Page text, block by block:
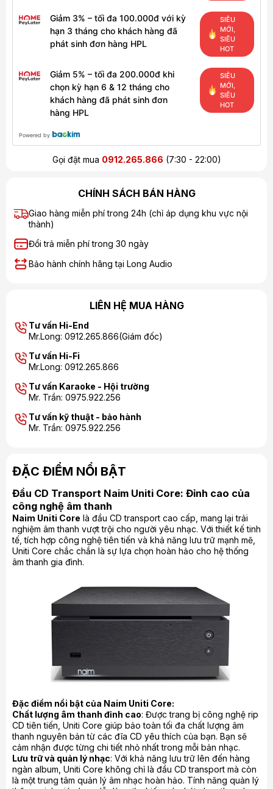
Giảm 3% – tối đa 100.000đ với kỳ
hạn 3 tháng cho khách hàng đã
phát sinh đơn hàng HPL
SIÊU
MỚI,
SIÊU
HOT
Giảm 5% – tối đa 200.000đ khi
chọn kỳ hạn 6 & 12 tháng cho
khách hàng đã phát sinh đơn
hàng HPL
SIÊU
MỚI,
SIÊU
HOT
Powered by
Gọi đặt mua 0912.265.866 (7:30 - 22:00)
CHÍNH SÁCH BÁN HÀNG
Giao hàng miễn phí trong 24h (chỉ áp dụng khu vực nội
thành)
Đổi trả miễn phí trong 30 ngày
Bảo hành chính hãng tại Long Audio
LIÊN HỆ MUA HÀNG
Tư vấn Hi-End
Mr.Long: 0912.265.866(Giám đốc)
Tư vấn Hi-Fi
Mr.Long: 0912.265.866
Tư vấn Karaoke - Hội trường
Mr. Trần: 0975.922.256
Tư vấn kỹ thuật - bảo hành
Mr. Trần: 0975.922.256
ĐẶC ĐIỂM NỔI BẬT
Đầu CD Transport Naim Uniti Core: Đỉnh cao của
công nghệ âm thanh
Naim Uniti Core là đầu CD transport cao cấp, mang lại trải
nghiệm âm thanh vượt trội cho người yêu nhạc. Với thiết kế tinh
tế, tích hợp công nghệ tiên tiến và khả năng lưu trữ mạnh mẽ,
Uniti Core chắc chắn là sự lựa chọn hoàn hảo cho hệ thống
âm thanh gia đình.
Đặc điểm nổi bật của Naim Uniti Core:
Chất lượng âm thanh đỉnh cao: Được trang bị công nghệ rip
CD tiên tiến, Uniti Core giúp bảo toàn tối đa chất lượng âm
thanh nguyên bản từ các đĩa CD yêu thích của bạn. Bạn sẽ
cảm nhận được từng chi tiết nhỏ nhất trong mỗi bản nhạc.
Lưu trữ và quản lý nhạc: Với khả năng lưu trữ lên đến hàng
ngàn album, Uniti Core không chỉ là đầu CD transport mà còn
là một trung tâm quản lý âm nhạc hoàn hảo. Tính năng quản lý